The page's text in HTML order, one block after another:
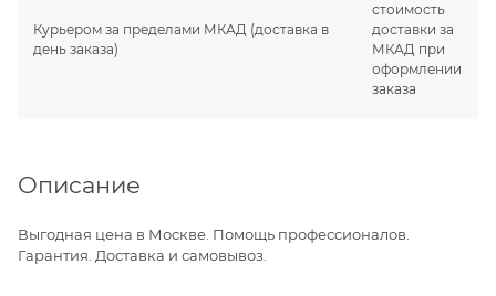
Курьером за пределами МКАД (доставка в
день заказа)
стоимость
доставки за
МКАД при
оформлении
заказа
Описание
Выгодная цена в Москве. Помощь профессионалов.
Гарантия. Доставка и самовывоз.